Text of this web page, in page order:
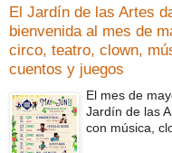
El Jardín de las Artes
bienvenida al mes de
circo, teatro, clown,
cuentos y juegos
El mes de
Jardín de las
con música,